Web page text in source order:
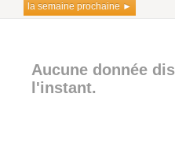
la semaine prochaine ►
Aucune donnée
l'instant.